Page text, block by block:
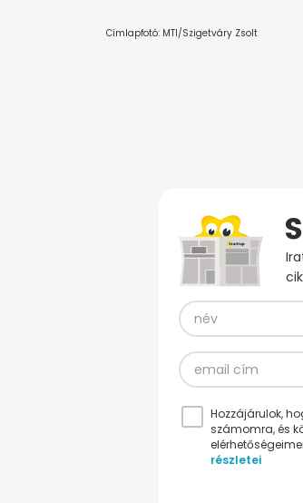
Címlapfotó: MTI/Szigetváry Zsolt
Hozzájárulok,
számomra, és
részletei